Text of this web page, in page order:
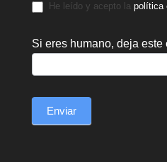
He leído y acepto la política
Si eres humano, deja este
Enviar